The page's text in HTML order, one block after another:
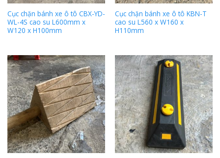
Cục chặn bánh xe ô tô CBX-YD-
WL-4S cao su L600mm x
W120 x H100mm
Cục chặn bánh xe ô tô KBN-T
cao su L560 x W160 x
H110mm